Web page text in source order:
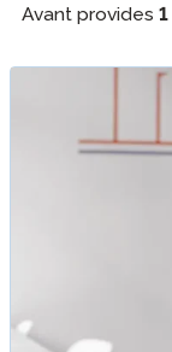
Avant provides 1